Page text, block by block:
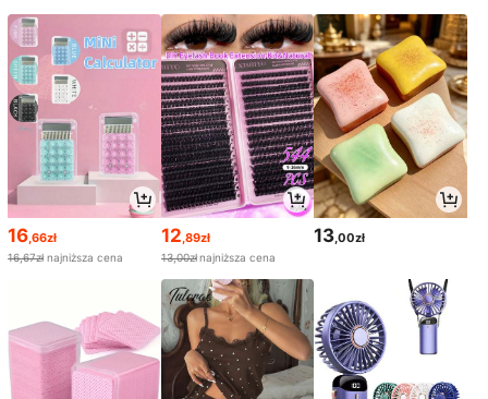
16,66zł
16,67zł najniższa cena
12,89zł
13,00złnajniższa cena
13,00zł